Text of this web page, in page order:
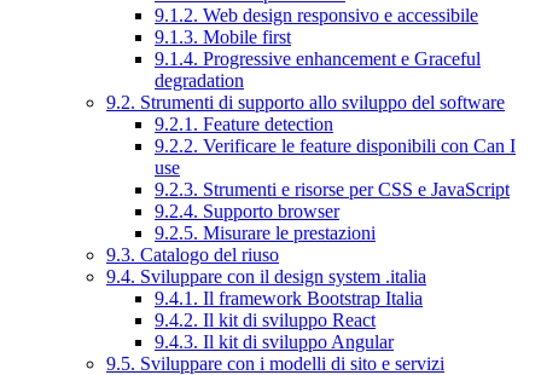
9.1.2. Web design responsivo e accessibile
9.1.3. Mobile first
9.1.4. Progressive enhancement e Graceful
degradation
9.2. Strumenti di supporto allo sviluppo del software
9.2.1. Feature detection
9.2.2. Verificare le feature disponibili con Can I
use
9.2.3. Strumenti e risorse per CSS e JavaScript
9.2.4. Supporto browser
9.2.5. Misurare le prestazioni
9.3. Catalogo del riuso
9.4. Sviluppare con il design system .italia
9.4.1. Il framework Bootstrap Italia
9.4.2. Il kit di sviluppo React
9.4.3. Il kit di sviluppo Angular
9.5. Sviluppare con i modelli di sito e servizi